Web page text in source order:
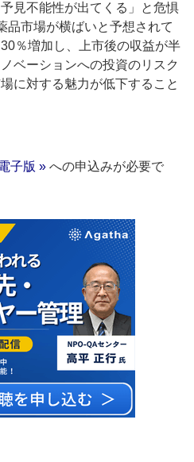
見不能性が出てくる」と危惧
品市場が横ばいと予想されて
％増加し、上市後の収益が半
ベーションへの投資のリスク
に対する魅力が低下すること
子版 » への申込みが必要で